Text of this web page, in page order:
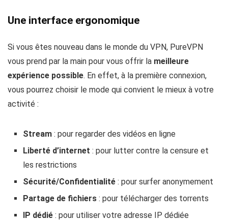
Une interface ergonomique
Si vous êtes nouveau dans le monde du VPN, PureVPN
vous prend par la main pour vous offrir la meilleure
expérience possible. En effet, à la première connexion,
vous pourrez choisir le mode qui convient le mieux à votre
activité :
Stream : pour regarder des vidéos en ligne
Liberté d’internet : pour lutter contre la censure et
les restrictions
Sécurité/Confidentialité : pour surfer anonymement
Partage de fichiers : pour télécharger des torrents
IP dédié : pour utiliser votre adresse IP dédiée